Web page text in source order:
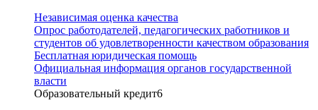
Независимая оценка качества
Опрос работодателей, педагогических работников и
студентов об удовлетворенности качеством образования
Бесплатная юридическая помощь
Официальная информация органов государственной
власти
Образовательный кредит6